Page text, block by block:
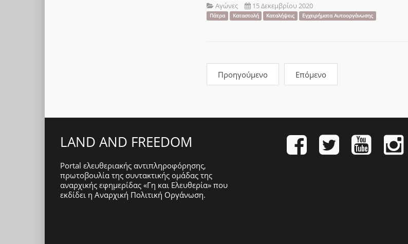
Αγώνες 15 Δεκεμβρίου 2020
Πάτρα Καταστολή Καταλήψεις Εγχειρήματα Αυτοοργάνωσης
Προηγούμενο Επόμενο
LAND AND FREEDOM
Portal ελευθεριακής αντιπληροφόρησης,
πρωτοβουλία της συντακτικής ομάδας της
αναρχικής εφημερίδας «Γη και Ελευθερία» που
εκδίδει η Αναρχική Πολιτική Οργάνωση.